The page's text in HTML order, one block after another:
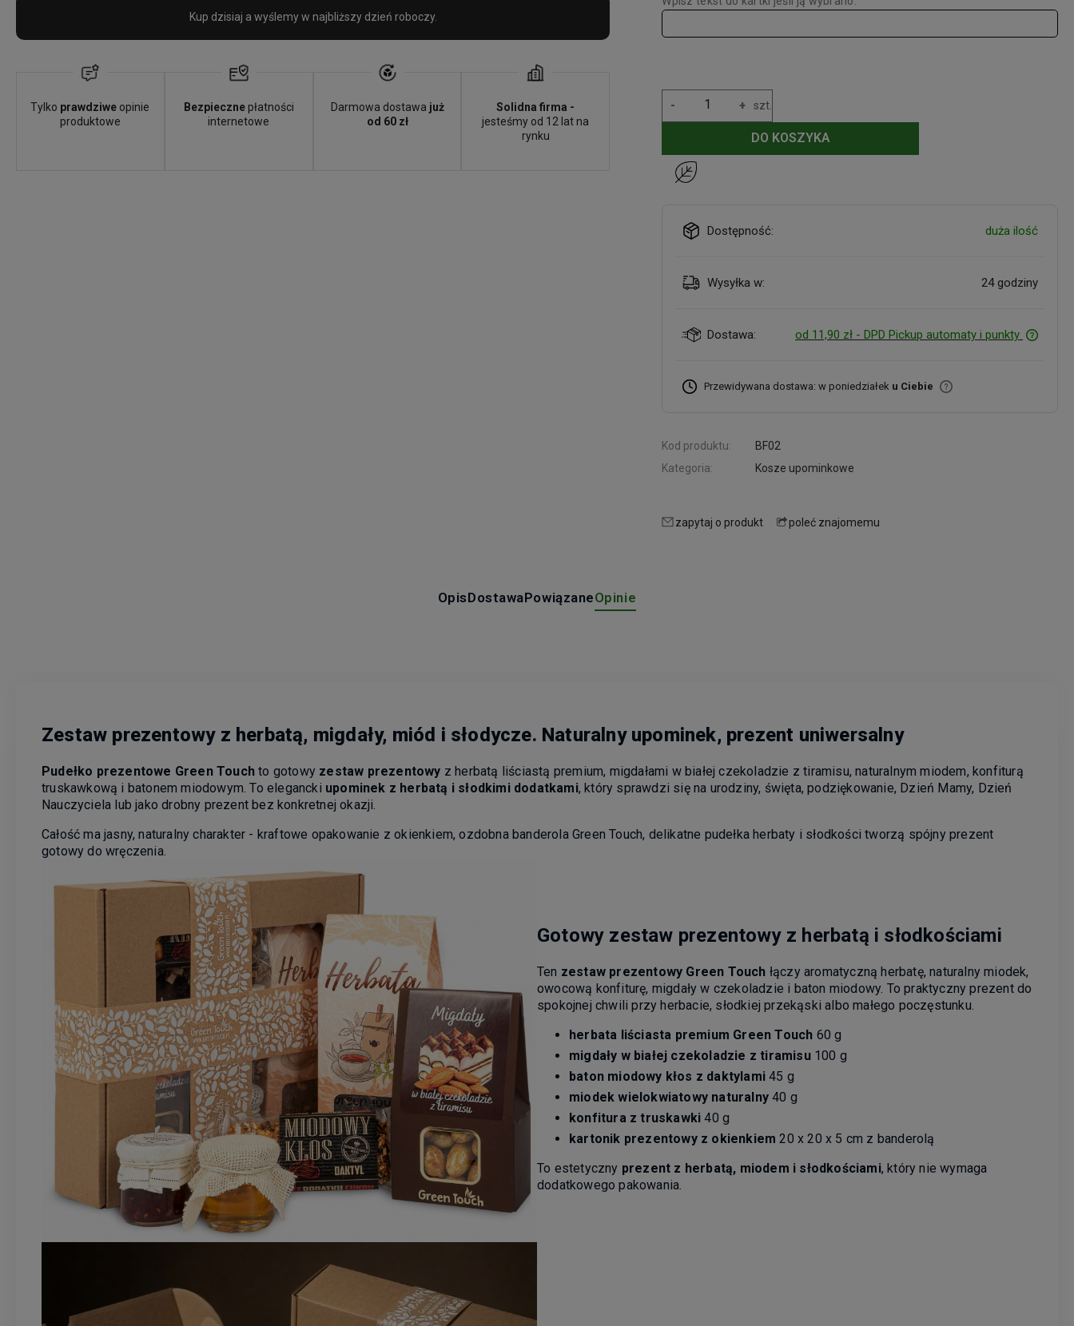
Kup dzisiaj a wyślemy w najbliższy dzień roboczy.
Tylko prawdziwe opinie
produktowe
Bezpiecznepłatności
internetowe
Darmowa dostawa już
od 60 zł
Solidna firma -
jesteśmy od 12 lat na
rynku
Produkt pasteryzowany.
Wypełnieniew postaci ozdobnego kraftowego papieru
+
- szt.
DO KOSZYKA
Dostępność: duża ilość
Wysyłka w: 24 godziny
Dostawa: od 11,90 zł - DPD Pickup automaty i punkty
Przewidywana dostawa: w poniedziałek u Ciebie
Kod produktu:
BF02
Kategoria:
Kosze upominkowe
zapytaj o produkt poleć znajomemu
OpisDostawaPowiązaneOpinie
Zestaw prezentowy z herbatą, migdały, miód i słodycze. Naturalny upominek, prezent uniwersalny
Pudełko prezentowe Green Touch to gotowy zestaw prezentowy z herbatą liściastą premium, migdałami w białej czekoladzie z tiramisu, naturalnym miodem, konfiturą
truskawkową i batonem miodowym. To elegancki upominek z herbatą i słodkimi dodatkami, który sprawdzi się na urodziny, święta, podziękowanie, Dzień Mamy, Dzień
Nauczyciela lub jako drobny prezent bez konkretnej okazji.
Całość ma jasny, naturalny charakter - kraftowe opakowanie z okienkiem, ozdobna banderola Green Touch, delikatne pudełka herbaty i słodkości tworzą spójny prezent
gotowy do wręczenia.
Gotowy zestaw prezentowy z herbatą i słodkościami
Ten zestaw prezentowy Green Touch łączy aromatyczną herbatę, naturalny miodek,
owocową konfiturę, migdały w czekoladzie i baton miodowy. To praktyczny prezent do
spokojnej chwili przy herbacie, słodkiej przekąski albo małego poczęstunku.
herbata liściasta premium Green Touch 60 g
migdały w białej czekoladzie z tiramisu100 g
baton miodowy kłos z daktylami 45 g
miodek wielokwiatowy naturalny 40 g
konfitura z truskawki 40 g
kartonik prezentowy z okienkiem 20 x 20 x 5 cm z banderolą
To estetyczny prezent z herbatą, miodem i słodkościami, który nie wymaga
dodatkowego pakowania.